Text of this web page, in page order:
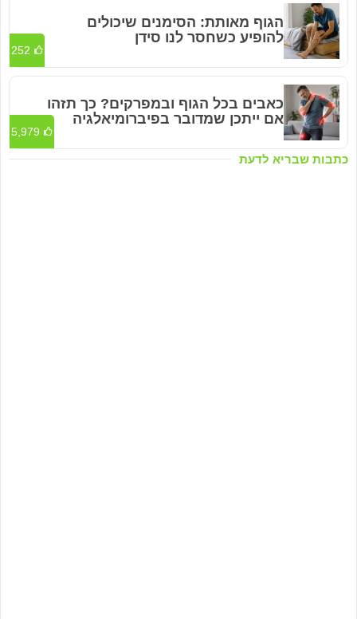
כתבות שבריא לדעת
הגוף מאותת: הסימנים שיכולים
להופיע כשחסר לנו סידן
252
כאבים בכל הגוף ובמפרקים? כך תזהו
אם ייתכן שמדובר בפיברומיאלגיה
5,979